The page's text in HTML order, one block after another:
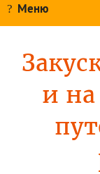
Меню
и